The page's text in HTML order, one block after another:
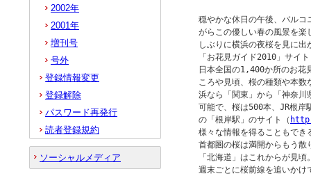
穏やかな休日の午後、バルコ
がらこの優しい春の風景を楽
しぶりに横浜の夜桜を見に出
「お花見ガイド2010」サイト
日本全国の1,400か所のお花見
ころや見頃、桜の種類や本数
浜なら「関東」から「神奈川
可能で、桜は500本、JR根岸
の「根岸駅」のサイト（
様々な情報を得ることもでき
首都圏の桜は満開からもう散
「北海道」はこれからが見頃
週末ごとに桜前線を追いかけ
2002年
2001年
増刊号
号外
登録情報変更
登録解除
パスワード再発行
読者登録規約
ソーシャルメディア